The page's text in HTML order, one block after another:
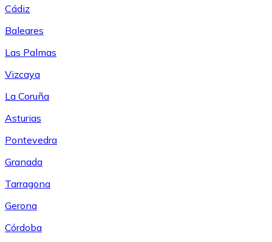
Cádiz
Baleares
Las Palmas
Vizcaya
La Coruña
Asturias
Pontevedra
Granada
Tarragona
Gerona
Córdoba